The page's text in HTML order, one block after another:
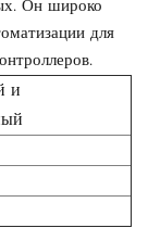
Он широко
для
и